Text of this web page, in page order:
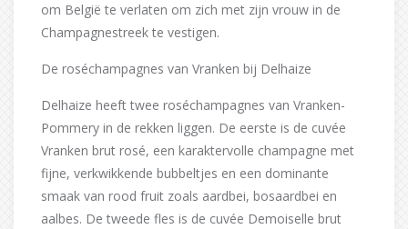
om België te verlaten om zich met zijn vrouw in de
Champagnestreek te vestigen.
De roséchampagnes van Vranken bij Delhaize
Delhaize heeft twee roséchampagnes van Vranken-
Pommery in de rekken liggen. De eerste is de cuvée
Vranken brut rosé, een karaktervolle champagne met
fijne, verkwikkende bubbeltjes en een dominante
smaak van rood fruit zoals aardbei, bosaardbei en
aalbes. De tweede fles is de cuvée Demoiselle brut